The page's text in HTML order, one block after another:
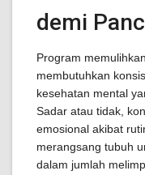
demi
Program
membutuhkan
kesehatan mental
Sadar atau tidak,
emosional akibat
merangsang tubuh
dalam jumlah